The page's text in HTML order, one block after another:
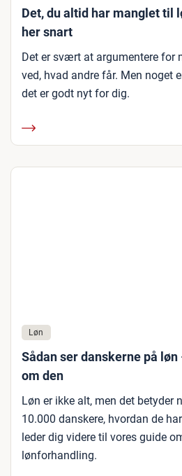
Det, du altid har manglet til
her snart
Det er svært at argumentere for
ved, hvad andre får. Men noget
det er godt nyt for dig.
Løn
Sådan ser danskerne på
om den
Løn er ikke alt, men det betyder
10.000 danskere, hvordan de
leder dig videre til vores guide
lønforhandling.